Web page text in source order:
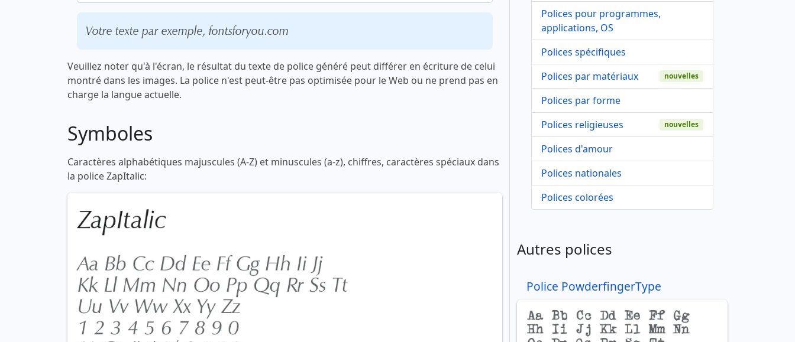
Votre texte par exemple, fontsforyou.com
Veuillez noter qu'à l'écran, le résultat du texte de police généré peut différer en écriture de celui
montré dans les images. La police n'est peut-être pas optimisée pour le Web ou ne prend pas en
charge la langue actuelle.
Symboles
Caractères alphabétiques majuscules (A-Z) et minuscules (a-z), chiffres, caractères spéciaux dans
la police ZapItalic:
Polices pour programmes,
applications, OS
Polices spécifiques
Polices par matériaux
nouvelles
Polices par forme
Polices religieuses
nouvelles
Polices d'amour
Polices nationales
Polices colorées
Autres polices
Police PowderfingerType